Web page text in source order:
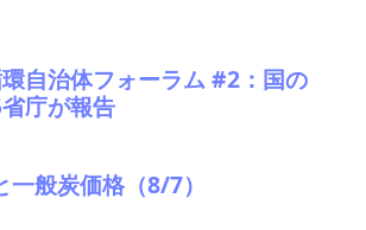
自治体フォーラム #2：国の
庁が報告
一般炭価格（8/7）